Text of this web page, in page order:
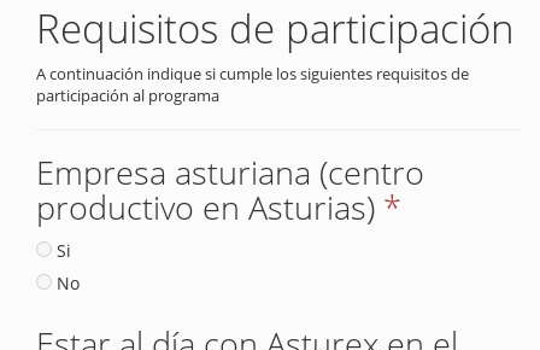
Requisitos de participación
A continuación indique si cumple los siguientes requisitos de
participación al programa
Empresa asturiana (centro
productivo en Asturias) *
Si
No